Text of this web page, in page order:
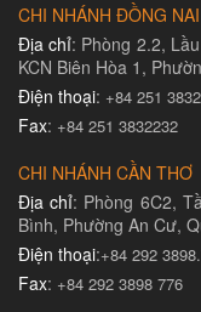
CHI NHÁNH ĐỒNG NAI
Địa chỉ: Phòng 2.2,
KCN Biên Hòa 1,
Điện thoại: +84 251
Fax: +84 251 3832232
CHI NHÁNH CẦN THƠ
Địa chỉ: Phòng 6C2,
Bình, Phường An Cư,
Điện thoại:+84 292
Fax: +84 292 3898 776